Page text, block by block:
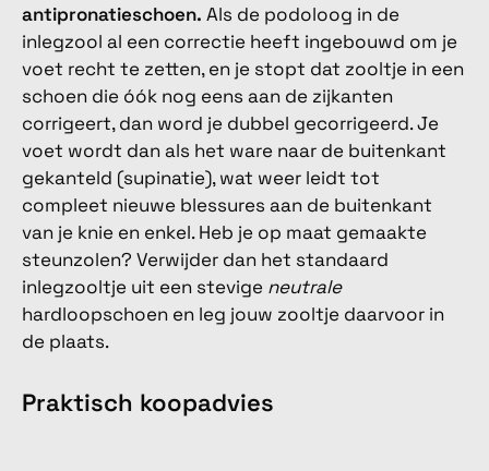
antipronatieschoen. Als de podoloog in de
inlegzool al een correctie heeft ingebouwd om je
voet recht te zetten, en je stopt dat zooltje in een
schoen die óók nog eens aan de zijkanten
corrigeert, dan word je dubbel gecorrigeerd. Je
voet wordt dan als het ware naar de buitenkant
gekanteld (supinatie), wat weer leidt tot
compleet nieuwe blessures aan de buitenkant
van je knie en enkel. Heb je op maat gemaakte
steunzolen? Verwijder dan het standaard
inlegzooltje uit een stevige neutrale
hardloopschoen en leg jouw zooltje daarvoor in
de plaats.
Praktisch koopadvies